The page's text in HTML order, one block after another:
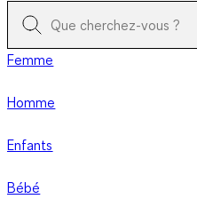
Femme
Homme
Enfants
Bébé